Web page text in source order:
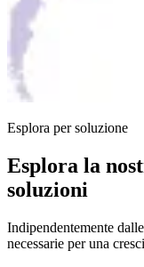
Esplora per soluzione
Esplora la
soluzioni
Indipendentemente
necessarie per una